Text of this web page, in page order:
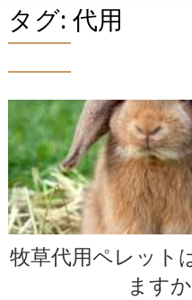
タグ: 代用
牧草代用ペレット
ます